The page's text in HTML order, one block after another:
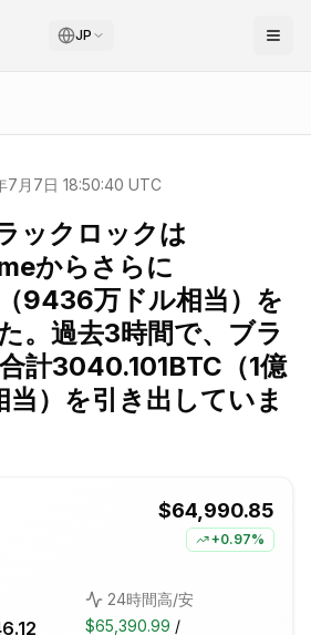
JP
7月7日 18:50:40 UTC
ックロックは
からさらに
9436万ドル相当）を
。過去3時間で、ブラ
計3040.101BTC（1億
）を引き出していま
$64,990.85
+0.97%
24時間高/安
$65,390.99 /